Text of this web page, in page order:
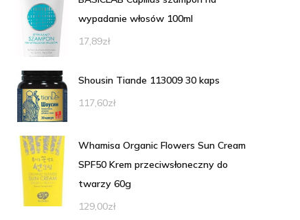
wypadanie włosów 100ml
17,89zł
Shousin Tiande 113009 30 kaps
117,60zł
Whamisa Organic Flowers Sun Cream
SPF50 Krem przeciwsłoneczny do
twarzy 60g
129,00zł